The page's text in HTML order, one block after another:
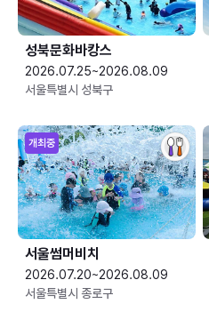
성북문화바캉스
2026.07.25~2026.08.09
서울특별시 성북구
개최중
서울썸머비치
2026.07.20~2026.08.09
서울특별시 종로구